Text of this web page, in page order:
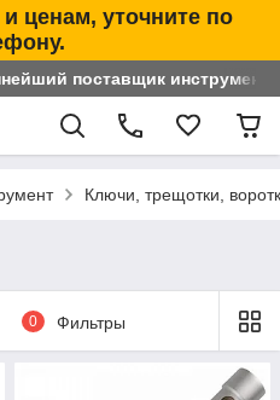
ценам, уточните по
поставщик
Ключи, трещотки,
0 Фильтры